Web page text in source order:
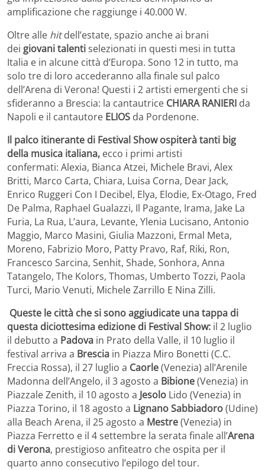
amplificazione che raggiunge i 40.000 W.
Oltre alle hitdell’estate, spazio anche ai brani
dei giovani talentiselezionati in questi mesi in tutta
Italia e in alcune città d’Europa. Sono 12 in tutto, ma
solo tre di loro accederanno alla finale sul palco
dell’Arena di Verona! Questi i 2 artisti emergenti che si
sfideranno a Brescia: la cantautrice CHIARA RANIERI da
Napoli e il cantautore ELIOS da Pordenone.
Il palco itinerante di Festival Show ospiterà tanti big
della musica italiana, ecco i primi artisti
confermati: Alexia, Bianca Atzei, Michele Bravi, Alex
Britti, Marco Carta, Chiara, Luisa Corna, Dear Jack,
Enrico Ruggeri Con I Decibel, Elya, Elodie, Ex-Otago, Fred
De Palma, Raphael Gualazzi, Il Pagante, Irama, Jake La
Furia, La Rua, L’aura, Levante, Ylenia Lucisano, Antonio
Maggio, Marco Masini, Giulia Mazzoni, Ermal Meta,
Moreno, Fabrizio Moro, Patty Pravo, Raf, Riki, Ron,
Francesco Sarcina, Senhit, Shade, Sonhora, Anna
Tatangelo, The Kolors, Thomas, Umberto Tozzi, Paola
Turci, Mario Venuti, Michele Zarrillo E Nina Zilli.
Queste le città che si sono aggiudicate una tappa di
questa diciottesima edizione di Festival Show: il 2 luglio
il debutto a Padova in Prato della Valle, il 10 luglio il
festival arriva a Brescia in Piazza Miro Bonetti (C.C.
Freccia Rossa), il 27 luglio a Caorle(Venezia) all’Arenile
Madonna dell’Angelo, il 3 agosto a Bibione(Venezia) in
Piazzale Zenith, il 10 agosto a Jesolo Lido (Venezia) in
Piazza Torino, il 18 agosto a Lignano Sabbiadoro(Udine)
alla Beach Arena, il 25 agosto a Mestre(Venezia) in
Piazza Ferretto e il 4 settembre la serata finale all’Arena
di Verona, prestigioso anfiteatro che ospita per il
quarto anno consecutivo l’epilogo del tour.